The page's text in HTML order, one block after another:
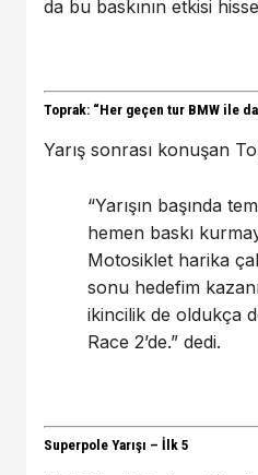
da bu baskının etkisi
Toprak: “Her geçen tur BMW ile
Yarış sonrası konuşan
“Yarışın başında
hemen baskı
Motosiklet harika
sonu hedefim
ikincilik de oldukça
Race 2’de.” dedi.
Superpole Yarışı – İlk 5